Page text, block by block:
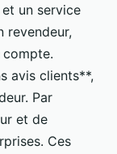
un service
revendeur,
avis clients**,
Par
et de
Ces